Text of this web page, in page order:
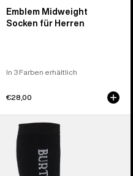
Emblem Midweight
Socken für Herren
In 3 Farben erhältlich
€28,00
Burton
Imprint
Split